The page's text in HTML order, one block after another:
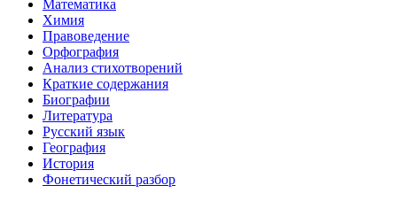
Математика
Химия
Правоведение
Орфография
Анализ стихотворений
Краткие содержания
Биографии
Литература
Русский язык
География
История
Фонетический разбор